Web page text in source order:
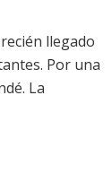
llegado
Por una
La